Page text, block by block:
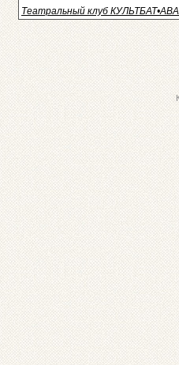
Театральный клуб